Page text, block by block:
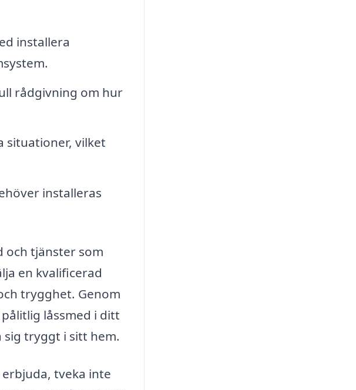
installera
rådgivning om hur
situationer, vilket
installeras
och tjänster som
en kvalificerad
trygghet. Genom
låssmed i ditt
tryggt i sitt hem.
tveka inte